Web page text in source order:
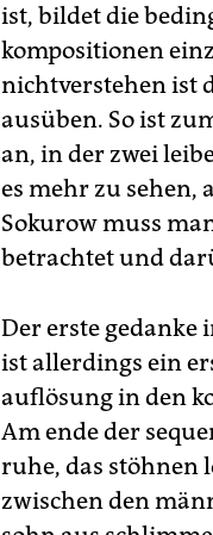
ist, bildet die
kompositionen
nichtverstehen ist
ausüben. So ist
an, in der zwei
es mehr zu sehen,
Sokurow muss
betrachtet und
Der erste gedanke
ist allerdings ein
auflösung in den
Am ende der
ruhe, das stöhnen
zwischen den